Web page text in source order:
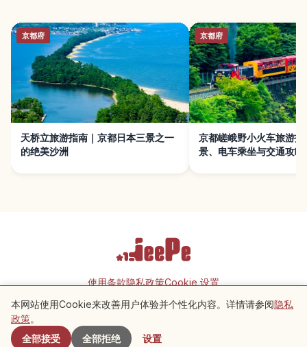
京都府
天桥立旅游指南｜京都日本三景之一
的绝美沙洲
京都府
京都嵯峨野小火车旅游指
景、电车乘坐与交通攻略
附近景点
使用条款隐私政策Cookie 设置
本网站使用Cookie来改善用户体验并个性化内容。详情请参阅隐私
政策。
全部接受
全部拒绝 设置